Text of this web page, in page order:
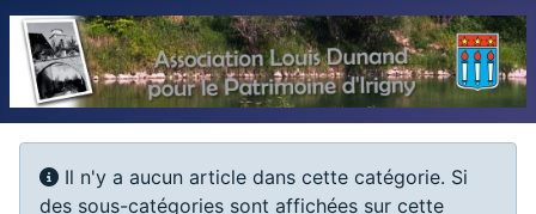
Information
Il n'y a aucun article dans cette catégorie. Si
des sous-catégories sont affichées sur cette